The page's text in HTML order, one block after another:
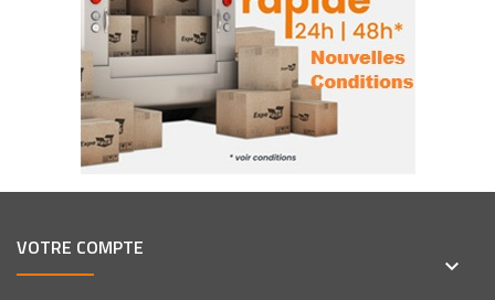
VOTRE COMPTE
keyboard_arrow_down